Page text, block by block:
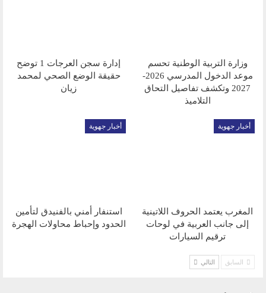
وزارة التربية الوطنية تحسم
موعد الدخول المدرسي 2026-
2027 وتكشف تفاصيل التحاق
التلاميذ
إدارة سجن العرجات 1 توضح
حقيقة الوضع الصحي لمحمد
زيان
أخبار جهوية
المغرب يعتمد الحروف اللاتينية
إلى جانب العربية في لوحات
ترقيم السيارات
أخبار جهوية
استنفار أمني بالفنيدق لتأمين
الحدود وإحباط محاولات الهجرة
السابق التالي